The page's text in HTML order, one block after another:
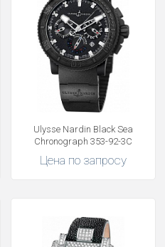
Ulysse Nardin Black Sea
Chronograph 353-92-3C
Цена по запросу